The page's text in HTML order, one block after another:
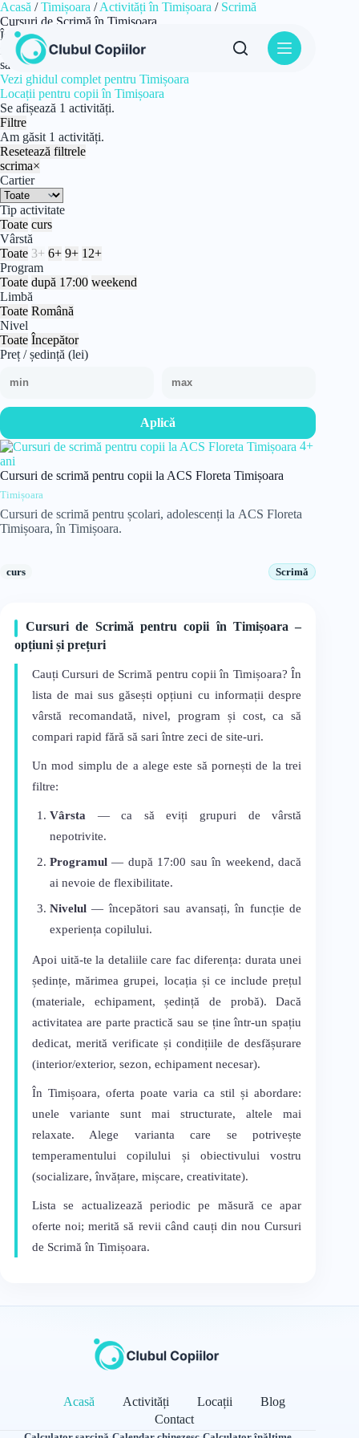
Sari
la
conținut
Acasă / Timișoara / Activități în Timișoara / Scrimă
Cursuri de Scrimă în Timișoara
În Timișoara, găsești Cursuri de Scrimă pentru copii — cu
filtre după vârstă, program, nivel și preț, ca să compari rapid și
să alegi varianta potrivită.
Vezi ghidul complet pentru Timișoara
Locații pentru copii în Timișoara
Se afișează 1 activități.
Filtre
Am găsit 1 activități.
Resetează filtrele
scrima×
Cartier
Tip activitate
Toate curs
Vârstă
Toate 3+ 6+ 9+ 12+
Program
Toate după 17:00 weekend
Limbă
Toate Română
Nivel
Toate Începător
Preț / ședință (lei)
Aplică
4+
ani
Cursuri de scrimă pentru copii la ACS Floreta Timișoara
Timișoara
Cursuri de scrimă pentru școlari, adolescenți la ACS Floreta
Timișoara, în Timișoara.
curs Scrimă
Cursuri de Scrimă pentru copii în Timișoara –
opțiuni și prețuri
Cauți Cursuri de Scrimă pentru copii în Timișoara? În
lista de mai sus găsești opțiuni cu informații despre
vârstă recomandată, nivel, program și cost, ca să
compari rapid fără să sari între zeci de site-uri.
Un mod simplu de a alege este să pornești de la trei
filtre:
Vârsta — ca să eviți grupuri de vârstă
nepotrivite.
Programul — după 17:00 sau în weekend, dacă
ai nevoie de flexibilitate.
Nivelul — începători sau avansați, în funcție de
experiența copilului.
Apoi uită-te la detaliile care fac diferența: durata unei
ședințe, mărimea grupei, locația și ce include prețul
(materiale, echipament, ședință de probă). Dacă
activitatea are parte practică sau se ține într-un spațiu
dedicat, merită verificate și condițiile de desfășurare
(interior/exterior, sezon, echipament necesar).
În Timișoara, oferta poate varia ca stil și abordare:
unele variante sunt mai structurate, altele mai
relaxate. Alege varianta care se potrivește
temperamentului copilului și obiectivului vostru
(socializare, învățare, mișcare, creativitate).
Lista se actualizează periodic pe măsură ce apar
oferte noi; merită să revii când cauți din nou Cursuri
de Scrimă în Timișoara.
Acasă Activități Locații
Blog
Contact